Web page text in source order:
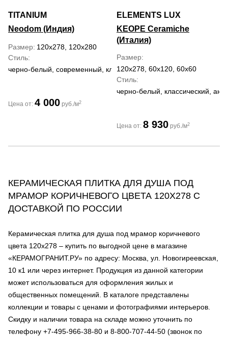
TITANIUM
Neodom (Индия)
Размер 120x278, 120x280
Стиль
черно-белый, современный, классический
Цена от: 4 000 руб./м2
ELEMENTS LUX
KEOPE Ceramiche
(Италия)
Размер
120x278, 60x120, 60x60
Стиль
черно-белый, классический,
Цена от: 8 930 руб./м2
КЕРАМИЧЕСКАЯ ПЛИТКА ДЛЯ ДУША ПОД
МРАМОР КОРИЧНЕВОГО ЦВЕТА 120Х278 С
ДОСТАВКОЙ ПО РОССИИ
Керамическая плитка для душа под мрамор коричневого
цвета 120х278 – купить по выгодной цене в магазине
«КЕРАМОГРАНИТ.РУ» по адресу: Москва, ул. Новогиреевская,
10 к1 или через интернет. Продукция из данной категории
может использоваться для оформления жилых и
общественных помещений. В каталоге представлены
коллекции и товары с ценами и фотографиями интерьеров.
Скидку и наличии товара на складе можно уточнить по
телефону +7-495-966-38-80 и 8-800-707-44-50 (звонок по